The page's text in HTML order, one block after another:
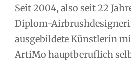
Seit 2004, also seit 22
Diplom-
ausgebildete Künstlerin
ArtiMo hauptberuflich